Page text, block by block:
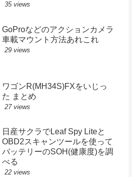
35 views
GoProなどのアクションカメラ
車載マウント方法あれこれ
29 views
ワゴンR(MH34S)FXをいじっ
た まとめ
27 views
日産サクラでLeaf Spy Liteと
OBD2スキャンツールを使って
バッテリーのSOH(健康度)を調
べる
22 views